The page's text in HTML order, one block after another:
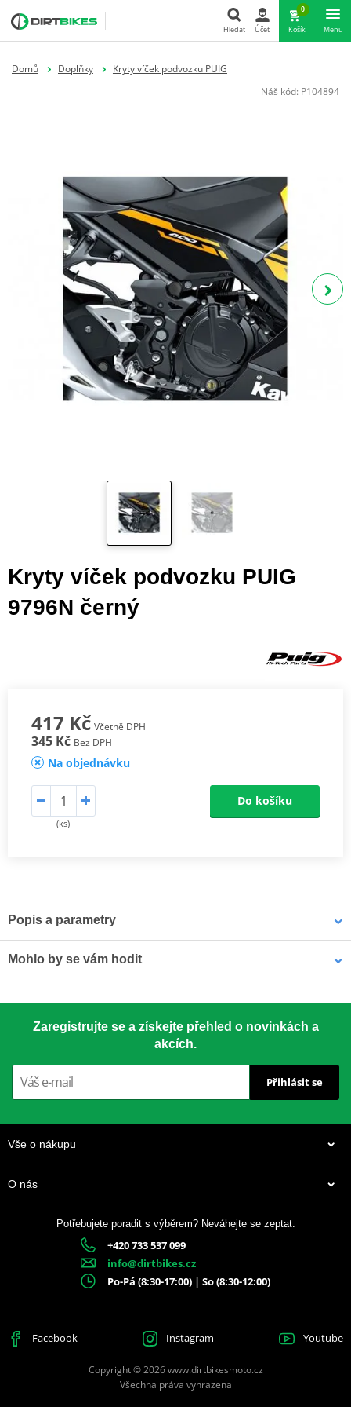
Hledat Účet
0
Košík Menu
Domů Doplňky
Kryty víček podvozku PUIG
Náš kód: P104894
Kryty víček podvozku PUIG
9796N černý
417 Kč Včetně DPH
345 Kč Bez DPH
Na objednávku
(ks)
Do košíku
Popis a parametry
Mohlo by se vám hodit
163 Kč
Skladem
Zaregistrujte se a získejte přehled o novinkách a
akcích.
Přihlásit se
Vše o nákupu
O nás
Potřebujete poradit s výběrem? Neváhejte se zeptat:
+420 733 537 099
info@dirtbikes.cz
Po-Pá (8:30-17:00) | So (8:30-12:00)
Facebook Instagram Youtube
Copyright © 2026 www.dirtbikesmoto.cz
Všechna práva vyhrazena